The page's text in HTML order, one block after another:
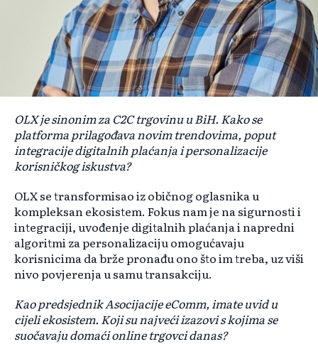
OLX je sinonim za C2C trgovinu u BiH. Kako se
platforma prilagođava novim trendovima, poput
integracije digitalnih plaćanja i personalizacije
korisničkog iskustva?
OLX se transformisao iz običnog oglasnika u
kompleksan ekosistem. Fokus nam je na sigurnosti i
integraciji, uvođenje digitalnih plaćanja i napredni
algoritmi za personalizaciju omogućavaju
korisnicima da brže pronađu ono što im treba, uz viši
nivo povjerenja u samu transakciju.
Kao predsjednik Asocijacije eComm, imate uvid u
cijeli ekosistem. Koji su najveći izazovi s kojima se
suočavaju domaći online trgovci danas?